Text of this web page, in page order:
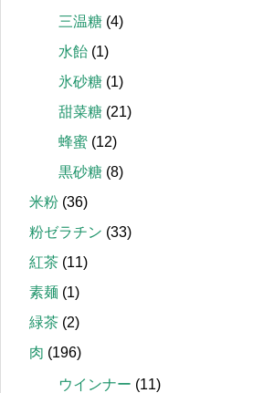
三温糖 (4)
水飴 (1)
氷砂糖 (1)
甜菜糖 (21)
蜂蜜 (12)
黒砂糖 (8)
米粉 (36)
粉ゼラチン (33)
紅茶 (11)
素麺 (1)
緑茶 (2)
肉 (196)
ウインナー (11)